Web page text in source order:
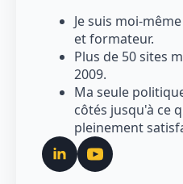
Je suis moi-
et formateur.
Plus de 50 sites
2009.
Ma seule
côtés jusqu'à ce
pleinement